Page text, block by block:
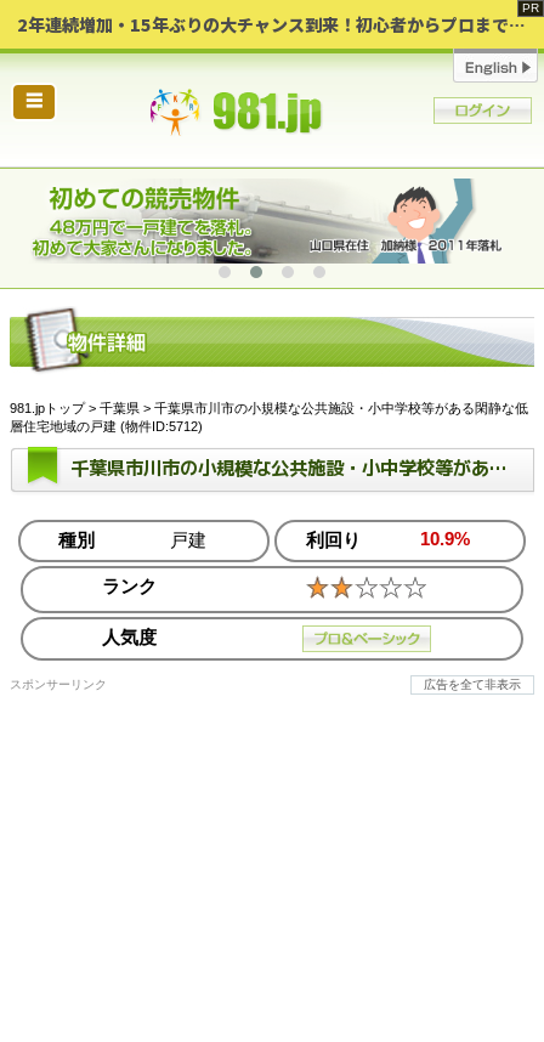
2年連続増加・15年ぶりの大チャンス到来！初心者からプロまで網羅する「競売不動産・超実践投資セミナー」♦神奈川県 横浜 in 神奈川
☰
981.jpトップ> 千葉県 > 千葉県市川市の小規模な公共施設・小中学校等がある閑静な低
層住宅地域の戸建 (物件ID:5712)
千葉県市川市の小規模な公共施設・小中学校等がある閑静な低層住宅地域の戸建
種別 戸建 利回り 10.9%
ランク
人気度
スポンサーリンク 広告を全て非表示